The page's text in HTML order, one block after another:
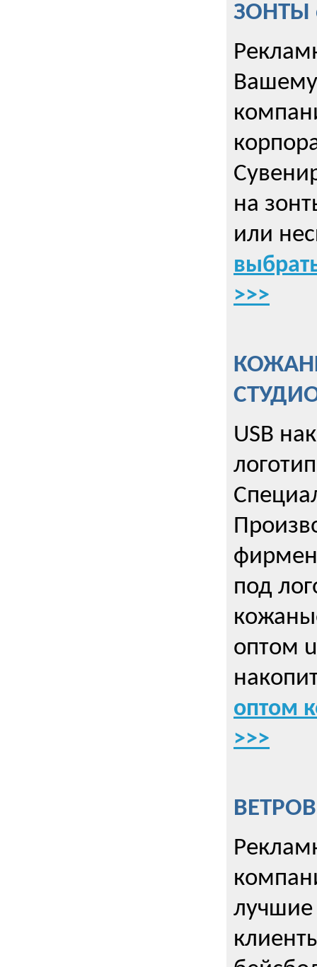
ЗОНТЫ
на
или
>>>
USB
под
оптом
оптом
>>>